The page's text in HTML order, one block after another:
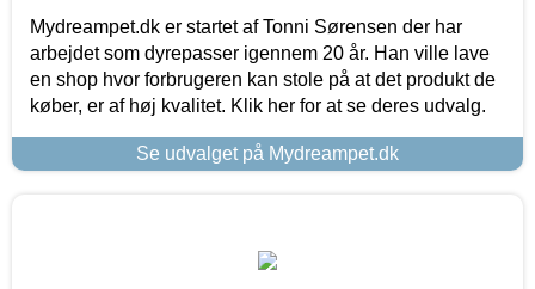
Mydreampet.dk er startet af Tonni Sørensen der har
arbejdet som dyrepasser igennem 20 år. Han ville lave
en shop hvor forbrugeren kan stole på at det produkt de
køber, er af høj kvalitet. Klik her for at se deres udvalg.
Se udvalget på Mydreampet.dk